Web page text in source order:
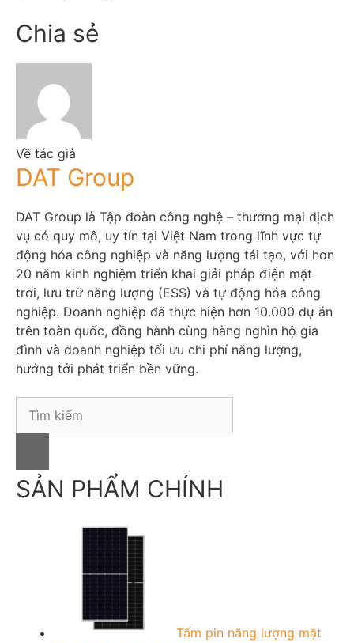
Chia sẻ
Về tác giả
DAT Group
DAT Group là Tập đoàn công nghệ – thương mại dịch
vụ có quy mô, uy tín tại Việt Nam trong lĩnh vực tự
động hóa công nghiệp và năng lượng tái tạo, với hơn
20 năm kinh nghiệm triển khai giải pháp điện mặt
trời, lưu trữ năng lượng (ESS) và tự động hóa công
nghiệp. Doanh nghiệp đã thực hiện hơn 10.000 dự án
trên toàn quốc, đồng hành cùng hàng nghìn hộ gia
đình và doanh nghiệp tối ưu chi phí năng lượng,
hướng tới phát triển bền vững.
c
h
SẢN PHẨM CHÍNH
Tấm pin năng lượng mặt